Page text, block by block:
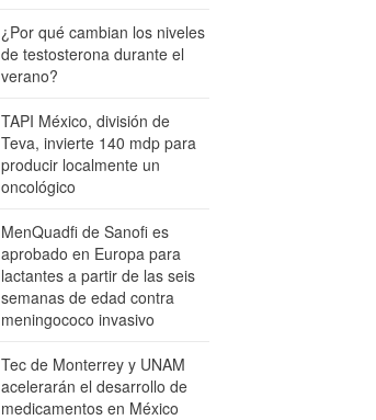
¿Por qué cambian los niveles
de testosterona durante el
verano?
TAPI México, división de
Teva, invierte 140 mdp para
producir localmente un
oncológico
MenQuadfi de Sanofi es
aprobado en Europa para
lactantes a partir de las seis
semanas de edad contra
meningococo invasivo
Tec de Monterrey y UNAM
acelerarán el desarrollo de
medicamentos en México